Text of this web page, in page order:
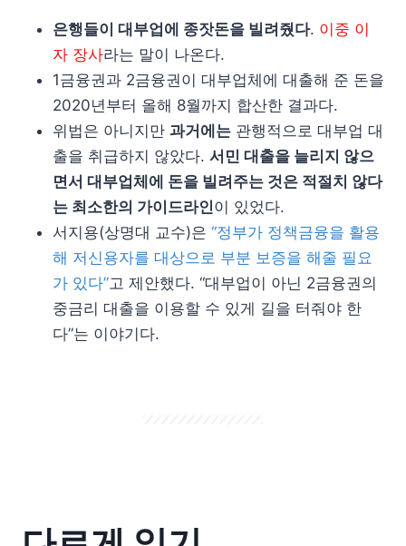
은행들이 대부업에 종잣돈을 빌려줬다. 이중 이
자 장사라는 말이 나온다.
1금융권과 2금융권이 대부업체에 대출해 준 돈을
2020년부터 올해 8월까지 합산한 결과다.
위법은 아니지만 과거에는 관행적으로 대부업 대
출을 취급하지 않았다. 서민 대출을 늘리지 않으
면서 대부업체에 돈을 빌려주는 것은 적절치 않다
는 최소한의 가이드라인이 있었다.
서지용(상명대 교수)은 “정부가 정책금융을 활용
해 저신용자를 대상으로 부분 보증을 해줄 필요
가 있다”고 제안했다. “대부업이 아닌 2금융권의
중금리 대출을 이용할 수 있게 길을 터줘야 한
다”는 이야기다.